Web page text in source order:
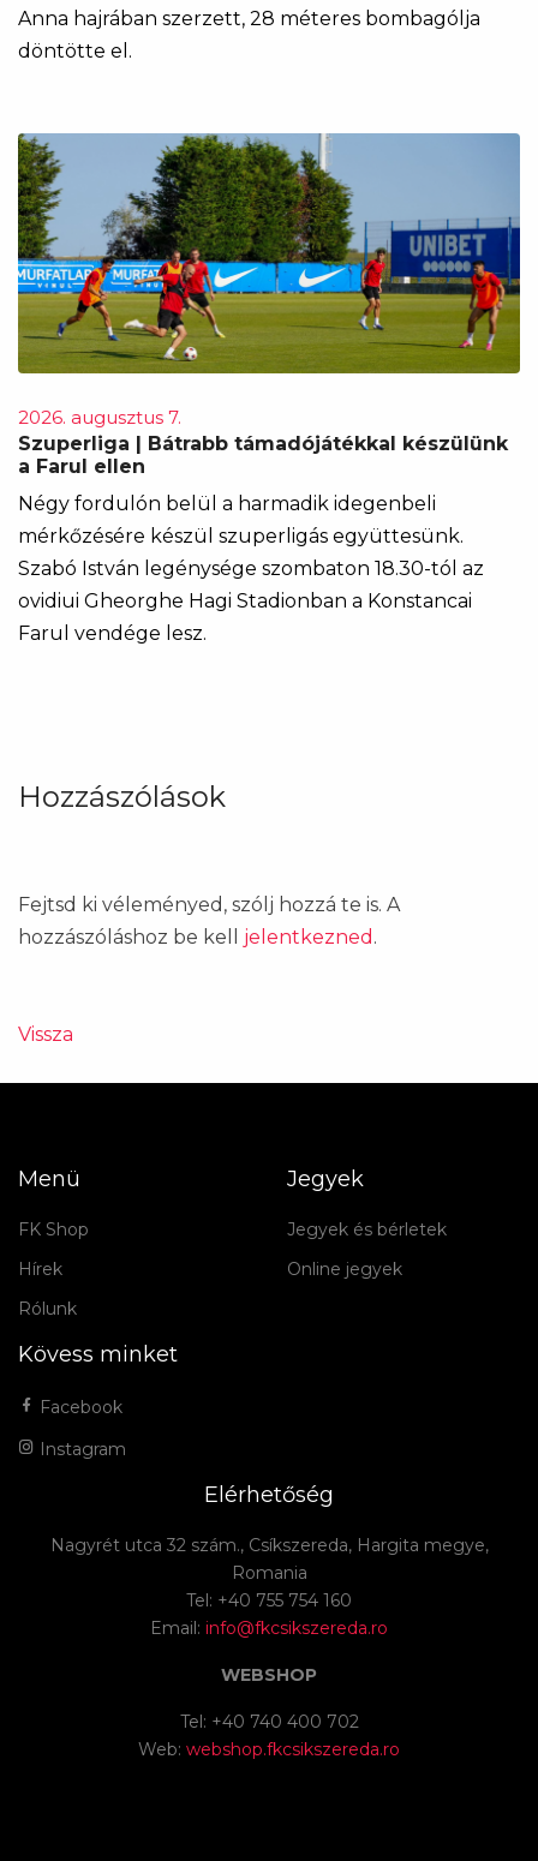
Anna hajrában szerzett, 28 méteres bombagólja
döntötte el.
2026. augusztus 7.
Szuperliga | Bátrabb támadójátékkal készülünk
a Farul ellen
Négy fordulón belül a harmadik idegenbeli
mérkőzésére készül szuperligás együttesünk.
Szabó István legénysége szombaton 18.30-tól az
ovidiui Gheorghe Hagi Stadionban a Konstancai
Farul vendége lesz.
Hozzászólások
Fejtsd ki véleményed, szólj hozzá te is. A
hozzászóláshoz be kell jelentkezned .
Vissza
Menü
FK Shop
Hírek
Rólunk
Jegyek
Jegyek és bérletek
Online jegyek
Kövess minket
Facebook
Instagram
Elérhetőség
Nagyrét utca 32 szám., Csíkszereda, Hargita megye,
Romania
Tel: +40 755 754 160
Email: info@fkcsikszereda.ro
WEBSHOP
Tel: +40 740 400 702
Web: webshop.fkcsikszereda.ro